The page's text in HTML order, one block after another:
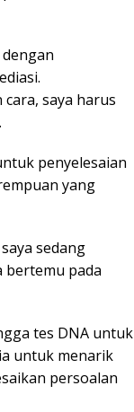
saya harus
penyelesaian
yang
sedang
bertemu pada
tes DNA untuk
untuk menarik
persoalan